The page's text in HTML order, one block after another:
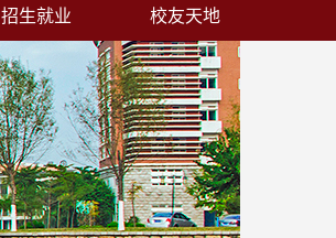
招生就业 校友天地